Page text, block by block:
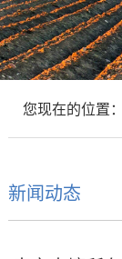
您现在的位置：
新闻动态